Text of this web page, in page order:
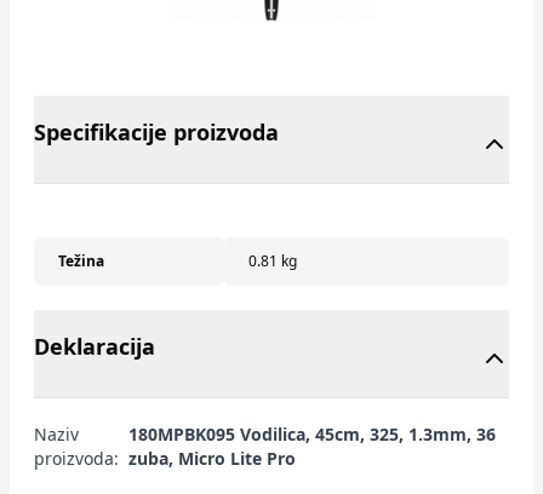
Specifikacije proizvoda
Težina 0.81 kg
Deklaracija
Naziv
proizvoda:
180MPBK095 Vodilica, 45cm, 325, 1.3mm, 36
zuba, Micro Lite Pro